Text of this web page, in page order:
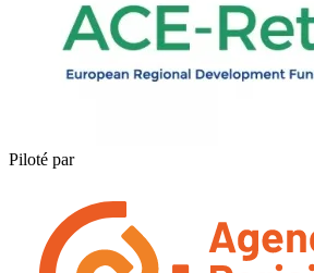
Piloté par